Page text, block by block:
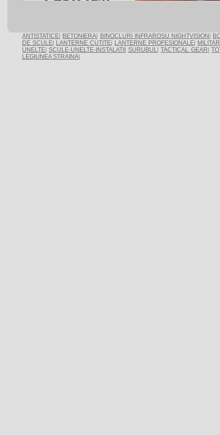
ANTISTATICE BETONIERA BINOCLURI INFRAROSU NIGHTVISION
DE SCULE
LANTERNE CUTITE LANTERNE PROFESIONALE
UNELTE SCULE-UNELTE-INSTALATII SURUBUL|TACTICAL GEAR |
LEGIUNEA STRAINA